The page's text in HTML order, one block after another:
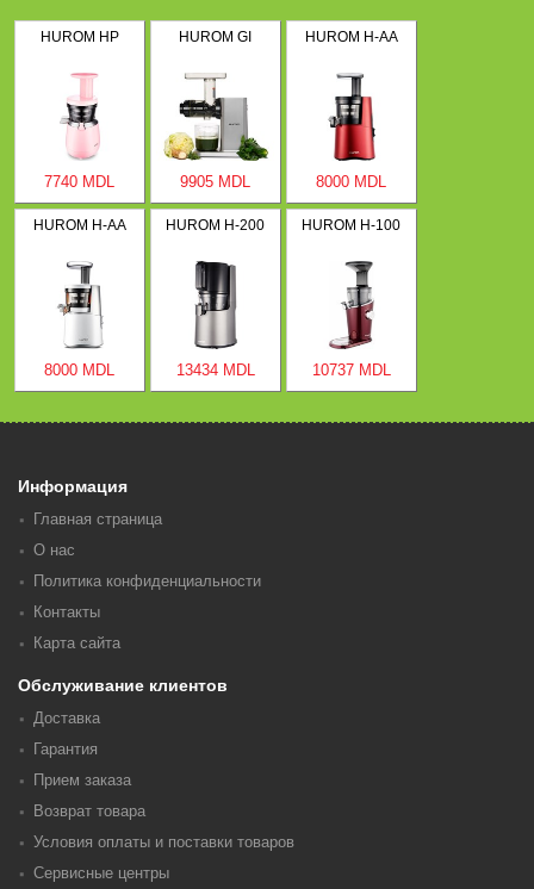
HUROM HP
7740 MDL
HUROM GI
9905 MDL
HUROM H-AA
8000 MDL
HUROM H-AA
8000 MDL
HUROM H-200
13434 MDL
HUROM H-100
10737 MDL
Информация
Главная страница
О нас
Политика конфиденциальности
Контакты
Карта сайта
Обслуживание клиентов
Доставка
Гарантия
Прием заказа
Возврат товара
Условия оплаты и поставки товаров
Сервисные центры